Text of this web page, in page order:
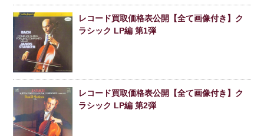
レコード買取価格表公開【全て画像付き】ク
ラシック LP編 第1弾
レコード買取価格表公開【全て画像付き】ク
ラシック LP編 第2弾